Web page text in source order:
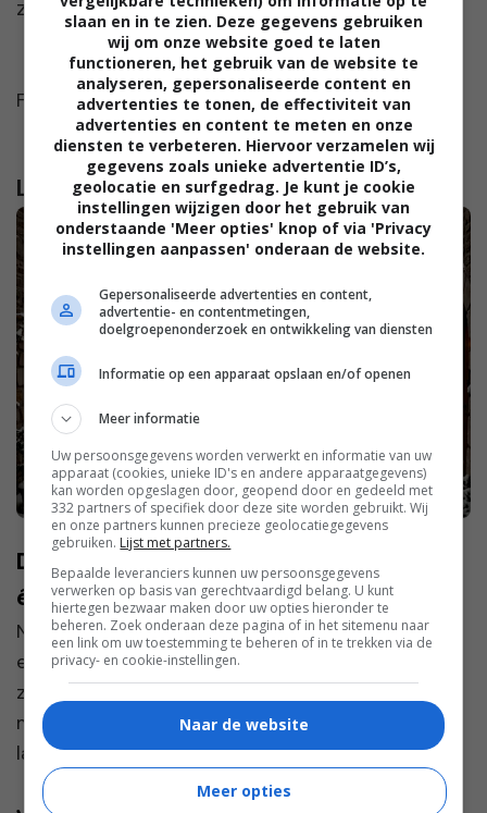
zo goed thuis kunnen blijven.
Foto: Christopher Gimmer
Lees verder...
De leukste bestemmingen voor een
échte wintervakantie zonder skiën
Niet iedereen gaat op wintersport om op ski’s
een berg af te zoeven. Steeds meer mensen
zoeken juist een wintervakantie zónder skiën —
maar mét sneeuw, sfeervolle dorpjes, mooie
landschappen en...
slaan en in te zien. Deze gegevens gebruiken
wij om onze website goed te laten
functioneren, het gebruik van de website te
analyseren, gepersonaliseerde content en
advertenties te tonen, de effectiviteit van
advertenties en content te meten en onze
diensten te verbeteren. Hiervoor verzamelen wij
gegevens zoals unieke advertentie ID’s,
geolocatie en surfgedrag. Je kunt je cookie
instellingen wijzigen door het gebruik van
onderstaande 'Meer opties' knop of via 'Privacy
instellingen aanpassen' onderaan de website.
Gepersonaliseerde advertenties en content,
advertentie- en contentmetingen,
doelgroepenonderzoek en ontwikkeling van diensten
Informatie op een apparaat opslaan en/of openen
Meer informatie
Uw persoonsgegevens worden verwerkt en informatie van uw
apparaat (cookies, unieke ID's en andere apparaatgegevens)
kan worden opgeslagen door, geopend door en gedeeld met
332 partners of specifiek door deze site worden gebruikt. Wij
en onze partners kunnen precieze geolocatiegegevens
gebruiken. Lijst met partners.
Bepaalde leveranciers kunnen uw persoonsgegevens
verwerken op basis van gerechtvaardigd belang. U kunt
hiertegen bezwaar maken door uw opties hieronder te
beheren. Zoek onderaan deze pagina of in het sitemenu naar
een link om uw toestemming te beheren of in te trekken via de
privacy- en cookie-instellingen.
Naar de website
Meer opties